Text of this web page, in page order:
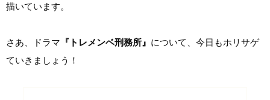
描いています。
さあ、ドラマ 『トレメンベ刑務所』 について、今日もホリサゲ
ていきましょう！